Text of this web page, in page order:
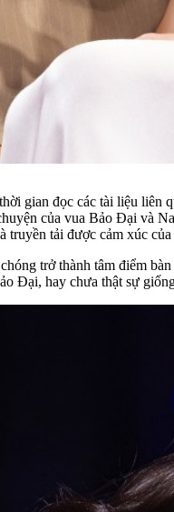
gian đọc các tài liệu liên
của vua Bảo Đại và
tải được cảm xúc
trở thành tâm điểm
Đại, hay chưa thật sự